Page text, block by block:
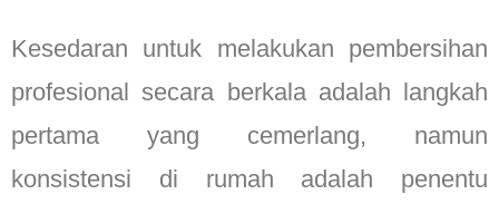
Kesedaran untuk melakukan pembersihan
profesional secara berkala adalah langkah
pertama yang cemerlang, namun
konsistensi di rumah adalah penentu